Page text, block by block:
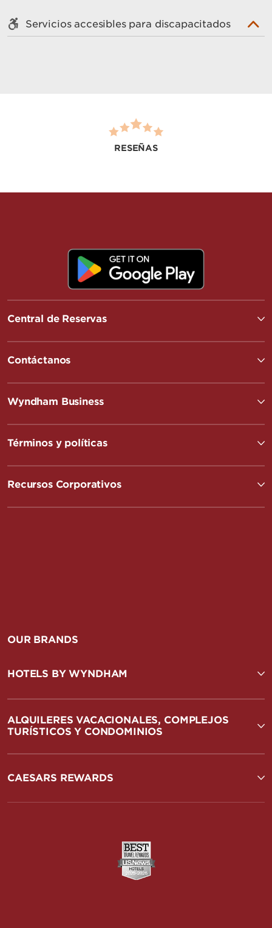
Servicios accesibles para discapacitados
RESEÑAS
Central de Reservas
Contáctanos
Wyndham Business
Términos y políticas
Recursos Corporativos
OUR BRANDS
HOTELS BY WYNDHAM
ALQUILERES VACACIONALES, COMPLEJOS
TURÍSTICOS Y CONDOMINIOS
CAESARS REWARDS